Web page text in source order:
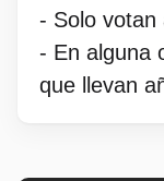
- Solo votan
- En alguna
que llevan